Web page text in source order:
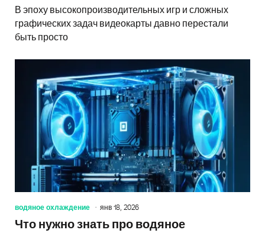
В эпоху высокопроизводительных игр и сложных
графических задач видеокарты давно перестали
быть просто
водяное охлаждение янв 18, 2026
Что нужно знать про водяное